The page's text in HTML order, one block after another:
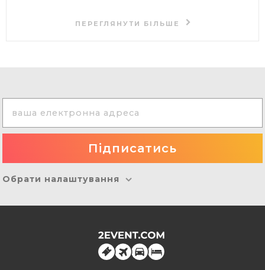
ПЕРЕГЛЯНУТИ БІЛЬШЕ
Обрати налаштування